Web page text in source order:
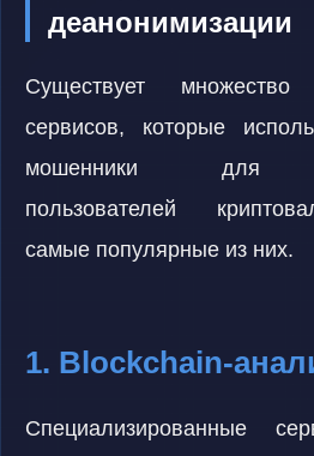
деанонимизации
Существует
сервисов, которые
мошенники для
пользователей
самые популярные из них.
1. Blockchain-
Специализированные